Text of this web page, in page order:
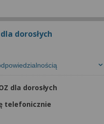
dorosłych
odpowiedzialnością
dla dorosłych
telefonicznie